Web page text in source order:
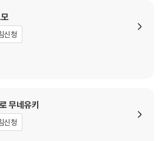
신청
무네유키
신청